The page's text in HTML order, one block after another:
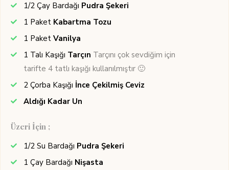
1/2 Çay Bardağı Pudra Şekeri
1 Paket Kabartma Tozu
1 Paket Vanilya
1 Talı Kaşığı Tarçın Tarçını çok sevdiğim için
tarifte 4 tatlı kaşığı kullanılmıştır 🙂
2 Çorba Kaşığı İnce Çekilmiş Ceviz
Aldığı Kadar Un
Üzeri İçin ;
1/2 Su Bardağı Pudra Şekeri
1 Çay Bardağı Nişasta